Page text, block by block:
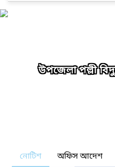
উপজেলা পল্লী
নোটিশ অফিস আদেশ